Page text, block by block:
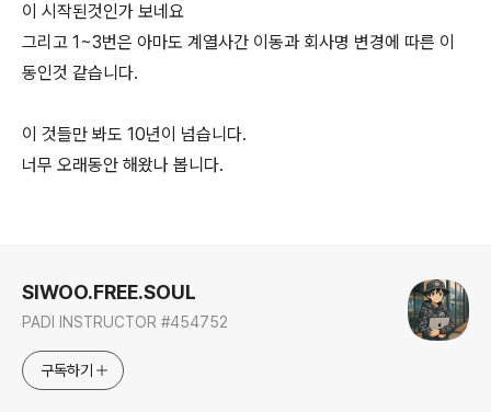
이 시작된것인가 보네요
그리고 1~3번은 아마도 계열사간 이동과 회사명 변경에 따른 이
동인것 같습니다.
이 것들만 봐도 10년이 넘습니다.
너무 오래동안 해왔나 봅니다.
SIWOO.FREE.SOUL
PADI INSTRUCTOR #454752
구독하기